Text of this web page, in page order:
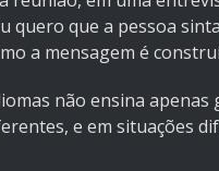
quero que a pessoa
a mensagem é
não ensina apenas
e em situações